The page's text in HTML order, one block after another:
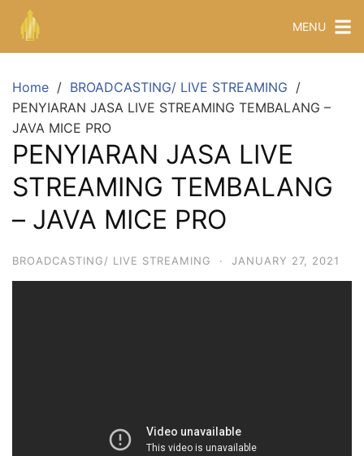
MENU
Home
BROADCASTING/ LIVE STREAMING
PENYIARAN JASA LIVE STREAMING TEMBALANG –
JAVA MICE PRO
PENYIARAN JASA LIVE
STREAMING TEMBALANG
– JAVA MICE PRO
BROADCASTING/ LIVE STREAMING · JANUARY 27, 2021